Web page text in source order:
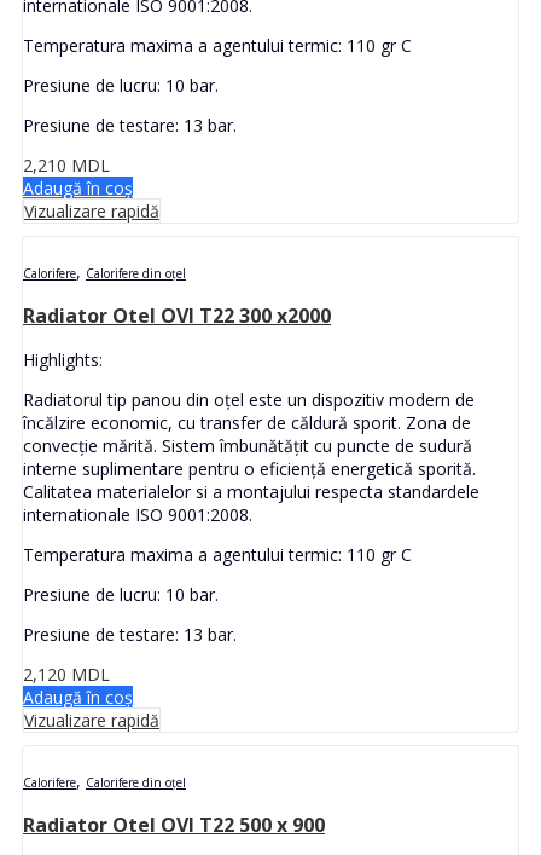
internationale ISO 9001:2008.
Temperatura maxima a agentului termic: 110 gr C
Presiune de lucru: 10 bar.
Presiune de testare: 13 bar.
2,210 MDL
Adaugă în coș
Vizualizare rapidă
Calorifere, Calorifere din oțel
Radiator Otel OVI T22 300 x2000
Highlights:
Radiatorul tip panou din oțel este un dispozitiv modern de
încălzire economic, cu transfer de căldură sporit. Zona de
convecție mărită. Sistem îmbunătățit cu puncte de sudură
interne suplimentare pentru o eficiență energetică sporită.
Calitatea materialelor si a montajului respecta standardele
internationale ISO 9001:2008.
Temperatura maxima a agentului termic: 110 gr C
Presiune de lucru: 10 bar.
Presiune de testare: 13 bar.
2,120 MDL
Adaugă în coș
Vizualizare rapidă
Calorifere, Calorifere din oțel
Radiator Otel OVI T22 500 x 900